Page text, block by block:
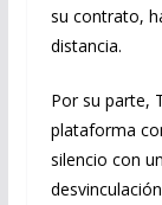
su contrato,
distancia.
Por su parte,
plataforma
silencio con